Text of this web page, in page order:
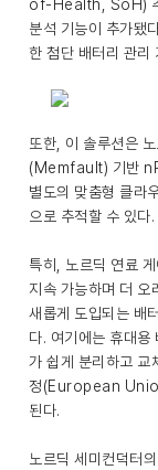
of-Health, SoH) 추
분석 기능이 추가됐
한 첨단 배터리 관리
또한, 이 솔루션은
(Memfault) 기반
별도의 맞춤형 클라
으로 추적할 수 있다.
특히, 노르딕 연료
지속 가능하며 더 오
새롭게 도입되는 배
다. 여기에는 휴대용
가 쉽게 분리하고 교
정(European
된다.
노르딕 세미컨덕터